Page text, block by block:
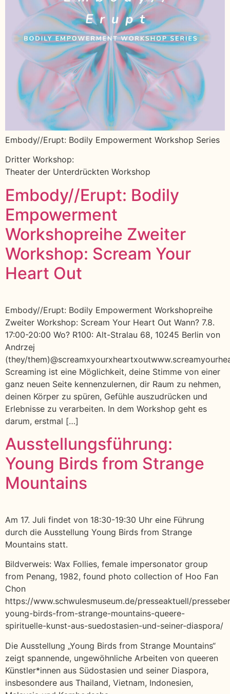
Embody//Erupt: Bodily Empowerment Workshop Series
Dritter Workshop:
Theater der Unterdrückten Workshop
Embody//Erupt: Bodily
Empowerment
Workshopreihe Zweiter
Workshop: Scream Your
Heart Out
Embody//Erupt: Bodily Empowerment Workshopreihe
Zweiter Workshop: Scream Your Heart Out Wann? 7.8.
17:00-20:00 Wo? R100: Alt-Stralau 68, 10245 Berlin von
Andrzej
(they/
Screaming ist eine Möglichkeit, deine Stimme von einer
ganz neuen Seite kennenzulernen, dir Raum zu nehmen,
deinen Körper zu spüren, Gefühle auszudrücken und
Erlebnisse zu verarbeiten. In dem Workshop geht es
darum, erstmal […]
Ausstellungsführung:
Young Birds from Strange
Mountains
Am 17. Juli findet von 18:30-19:30 Uhr eine Führung
durch die Ausstellung Young Birds from Strange
Mountains statt.
Bildverweis: Wax Follies, female impersonator group
from Penang, 1982, found photo collection of Hoo Fan
Chon
https://www.schwulesmuseum.de/presseaktuell/
young-birds-from-strange-mountains-queere-
spirituelle-kunst-aus-suedostasien-und-seiner-diaspora/
Die Ausstellung „Young Birds from Strange Mountains“
zeigt spannende, ungewöhnliche Arbeiten von queeren
Künstler*innen aus Südostasien und seiner Diaspora,
insbesondere aus Thailand, Vietnam, Indonesien,